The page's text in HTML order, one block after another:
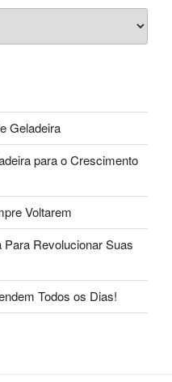
Geladeira
para o Crescimento
Voltarem
Revolucionar Suas
Todos os Dias!